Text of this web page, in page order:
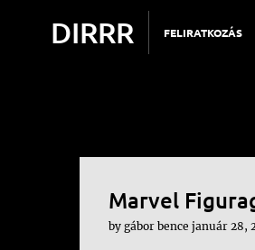
DIRRR FELIRATKOZÁS
Marvel
by gábor bence január 28,